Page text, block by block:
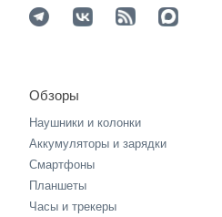
Обзоры
Наушники и колонки
Аккумуляторы и зарядки
Смартфоны
Планшеты
Часы и трекеры